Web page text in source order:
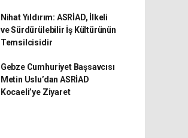
Nihat Yıldırım: ASRİAD, İlkeli
ve Sürdürülebilir İş Kültürünün
Temsilcisidir
Gebze Cumhuriyet Başsavcısı
Metin Uslu’dan ASRİAD
Kocaeli’ye Ziyaret